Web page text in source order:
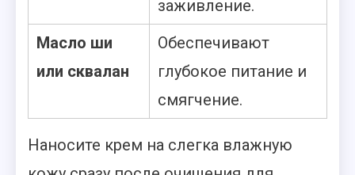
заживление.
Масло ши
или сквалан
Обеспечивают
глубокое питание и
смягчение.
Наносите крем на слегка влажную